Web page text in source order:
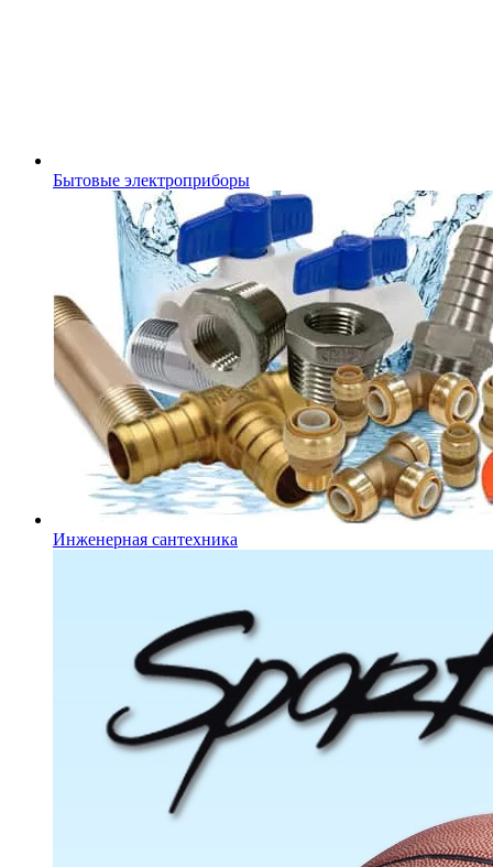
Бытовые электроприборы
Инженерная сантехника